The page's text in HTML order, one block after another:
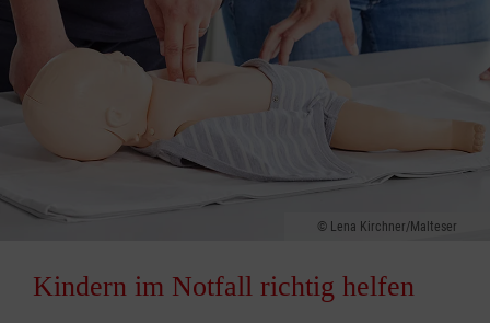
Lena Kirchner/Malteser
Kindern im Notfall richtig helfen